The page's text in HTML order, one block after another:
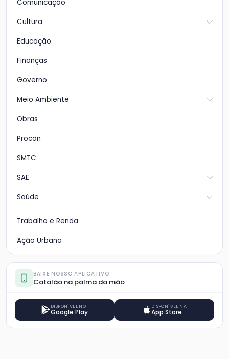
Comunicação
Cultura
Educação
Finanças
Governo
Meio Ambiente
Obras
Procon
SMTC
SAE
Saúde
Trabalho e Renda
Ação Urbana
BAIXE NOSSO APLICATIVO
Catalão na palma da mão
DISPONÍVEL NO
Google Play
DISPONÍVEL NA
App Store